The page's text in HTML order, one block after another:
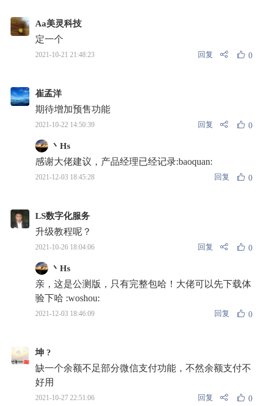
Aa美灵科技
定一个
2021-10-21 21:48:23 回复 0
崔孟洋
期待增加预售功能
2021-10-22 14:50:39 回复 0
丶Hs
感谢大佬建议，产品经理已经记录:baoquan:
2021-12-03 18:45:28 回复 0
LS数字化服务
升级教程呢？
2021-10-26 18:04:06 回复 0
丶Hs
亲，这是公测版，只有完整包哈！大佬可以先下载体
验下哈 :woshou:
2021-12-03 18:46:09 回复 0
坤 ?
缺一个余额不足部分微信支付功能，不然余额支付不
好用
2021-10-27 22:51:06 回复 0